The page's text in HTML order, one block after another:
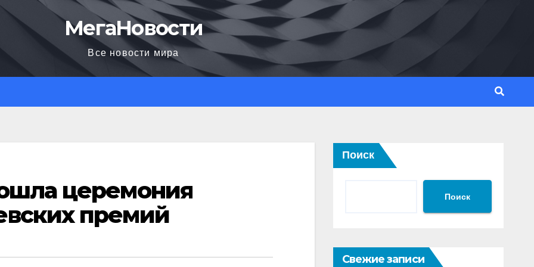
МегаНовости
Все новости мира
церемония
премий
Поиск
Поиск
Свежие записи